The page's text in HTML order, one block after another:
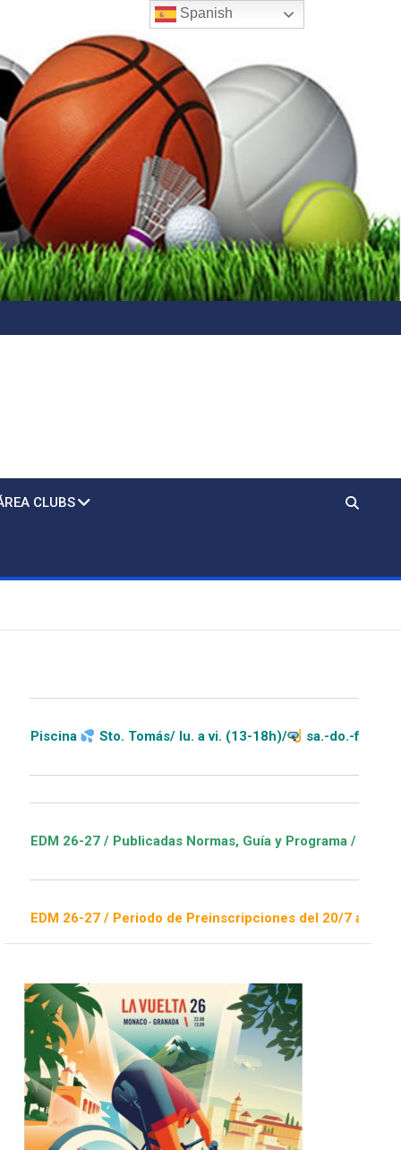
CLUBS
Sto. Tomás/ lu. a vi. (13-18h)/ sa.-do.-festivos (11-20h)
Publicadas Normas, Guía y Programa / ver Escuelas
/ Periodo de Preinscripciones del 20/7 al 16/8 / Sorteo 1 de
Spanish